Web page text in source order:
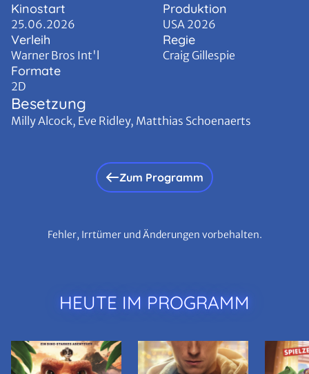
Kinostart
25.06.2026
Produktion
USA 2026
Verleih
Warner Bros Int'l
Regie
Craig Gillespie
Formate
2D
Besetzung
Milly Alcock, Eve Ridley, Matthias Schoenaerts
Zum Programm
Fehler, Irrtümer und Änderungen vorbehalten.
HEUTE IM PROGRAMM